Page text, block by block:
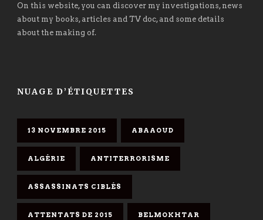
On this website, you can discover my investigations, news
about my books, articles and TV doc, and some details
about the making of.
NUAGE D’ÉTIQUETTES
13 NOVEMBRE 2015 ABAAOUD
ALGÉRIE ANTITERRORISME
ASSASSINATS CIBLÉS
ATTENTATS DE 2015 BELMOKHTAR